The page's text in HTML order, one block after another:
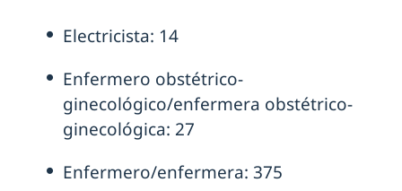
Electricista: 14
Enfermero obstétrico-
ginecológico/enfermera obstétrico-
ginecológica: 27
Enfermero/enfermera: 375